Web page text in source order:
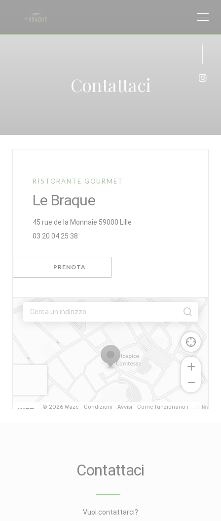
Contattaci
RISTORANTE GOURMET
Le Braque
45 rue de la Monnaie 59000 Lille
03 20 04 25 38
PRENOTA
Contattaci
Vuoi contattarci?